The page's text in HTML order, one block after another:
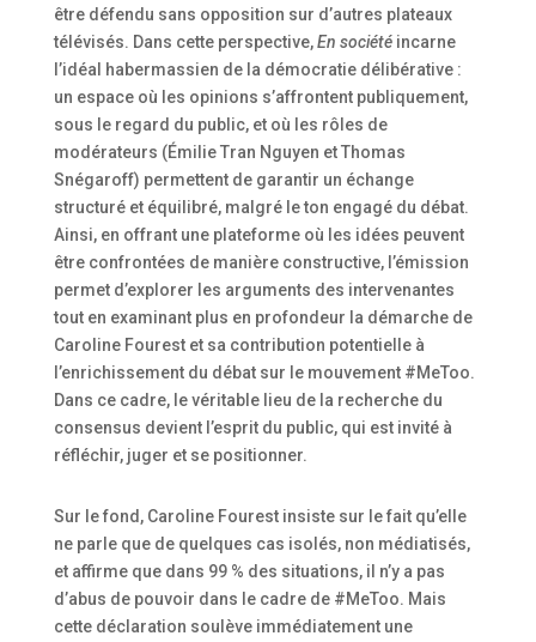
être défendu sans opposition sur d’autres plateaux
télévisés. Dans cette perspective,En sociétéincarne
l’idéal habermassien de la démocratie délibérative :
un espace où les opinions s’affrontent publiquement,
sous le regard du public, et où les rôles de
modérateurs (Émilie Tran Nguyen et Thomas
Snégaroff) permettent de garantir un échange
structuré et équilibré, malgré le ton engagé du débat.
Ainsi, en offrant une plateforme où les idées peuvent
être confrontées de manière constructive, l’émission
permet d’explorer les arguments des intervenantes
tout en examinant plus en profondeur la démarche de
Caroline Fourest et sa contribution potentielle à
l’enrichissement du débat sur le mouvement #MeToo.
Dans ce cadre, le véritable lieu de la recherche du
consensus devient l’esprit du public, qui est invité à
réfléchir, juger et se positionner.
Sur le fond, Caroline Fourest insiste sur le fait qu’elle
ne parle que de quelques cas isolés, non médiatisés,
et affirme que dans 99 % des situations, il n’y a pas
d’abus de pouvoir dans le cadre de #MeToo. Mais
cette déclaration soulève immédiatement une